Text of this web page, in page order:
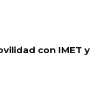
con IMET y